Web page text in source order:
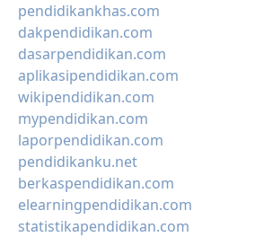
pendidikankhas.com
dakpendidikan.com
dasarpendidikan.com
aplikasipendidikan.com
wikipendidikan.com
mypendidikan.com
laporpendidikan.com
pendidikanku.net
berkaspendidikan.com
elearningpendidikan.com
statistikapendidikan.com